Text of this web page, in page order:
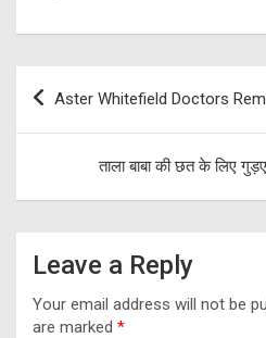
Post
Aster Whitefield Doctors
ताला बाबा की छत के लिए
Leave a Reply
Your email address will not be
are marked *